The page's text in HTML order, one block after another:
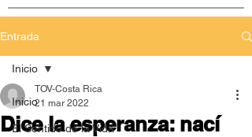
Entrada
Inicio
El Sentido de la Vida
Inicio
Dice la esperanza: nací
TOV-Costa Rica
21 mar 2022